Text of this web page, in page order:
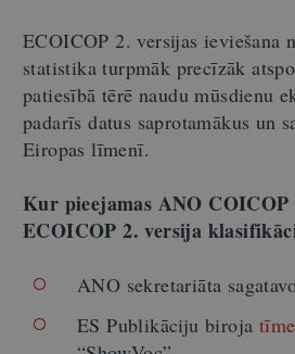
ECOICOP 2. versijas ieviešana
statistika turpmāk precīzāk
patiesībā tērē naudu mūsdienu
padarīs datus saprotamākus un
Eiropas līmenī.
Kur pieejamas ANO COICOP
ECOICOP 2. versija
ANO sekretariāta
ES Publikāciju biroja